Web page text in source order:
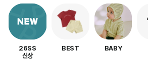
26SS
신상
BEST BABY